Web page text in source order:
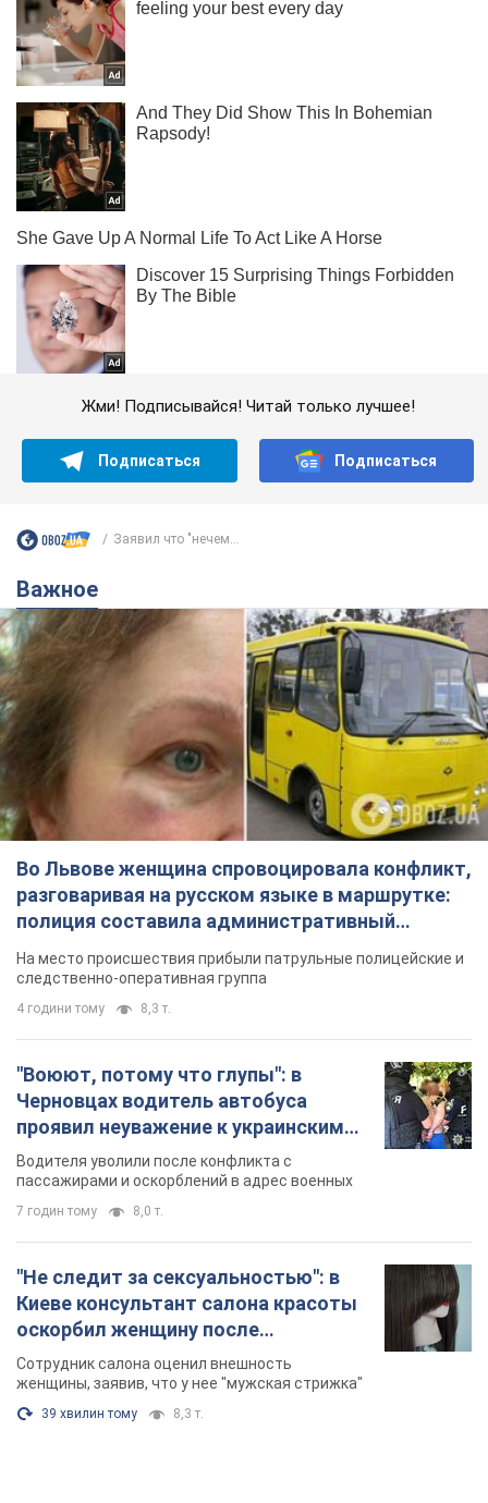
Жми! Подписывайся! Читай только лучшее!
Подписаться Подписаться
Заявил что "нечем...
Важное
Во Львове женщина спровоцировала конфликт,
разговаривая на русском языке в маршрутке:
полиция составила административный
протокол. Видео
На место происшествия прибыли патрульные полицейские и
следственно-оперативная группа
4 години тому 8,3 т.
"Воюют, потому что глупы": в
Черновцах водитель автобуса
проявил неуважение к украинским
военным и поплатился за это.
Видео
Водителя уволили после конфликта с
пассажирами и оскорблений в адрес военных
7 годин тому 8,0 т.
"Не следит за сексуальностью": в
Киеве консультант салона красоты
оскорбил женщину после
химиотерапии, разгорелся скандал.
Фото
Сотрудник салона оценил внешность
женщины, заявив, что у нее "мужская стрижка"
39 хвилин тому 8,3 т.